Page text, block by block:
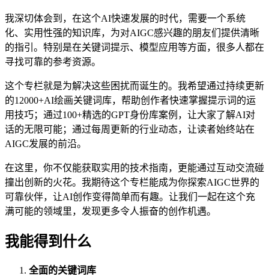
我深切体会到，在这个AI快速发展的时代，需要一个系统
化、实用性强的知识库，为对AIGC感兴趣的朋友们提供清晰
的指引。特别是在关键词提示、模型应用等方面，很多人都在
寻找可靠的参考资源。
这个专栏就是为解决这些困扰而诞生的。我希望通过持续更新
的12000+AI绘画关键词库，帮助创作者快速掌握提示词的运
用技巧；通过100+精选的GPT身份库案例，让大家了解AI对
话的无限可能；通过每周更新的行业动态，让读者始终站在
AIGC发展的前沿。
在这里，你不仅能获取实用的技术指南，更能通过互动交流碰
撞出创新的火花。我期待这个专栏能成为你探索AIGC世界的
可靠伙伴，让AI创作变得简单而有趣。让我们一起在这个充
满可能的领域里，发现更多令人振奋的创作机遇。
我能得到什么
全面的关键词库